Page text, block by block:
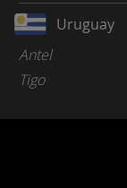
Uruguay
Antel
Tigo